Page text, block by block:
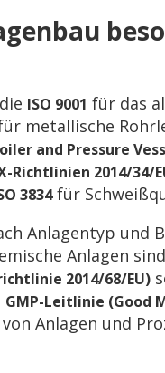
ISO 9001 für das
metallische
and Pressure
Richtlinien 2014/34/
3834für
Anlagentyp und
Anlagen
2014/68/EU)
GMP-Leitlinie (Good
Anlagen und